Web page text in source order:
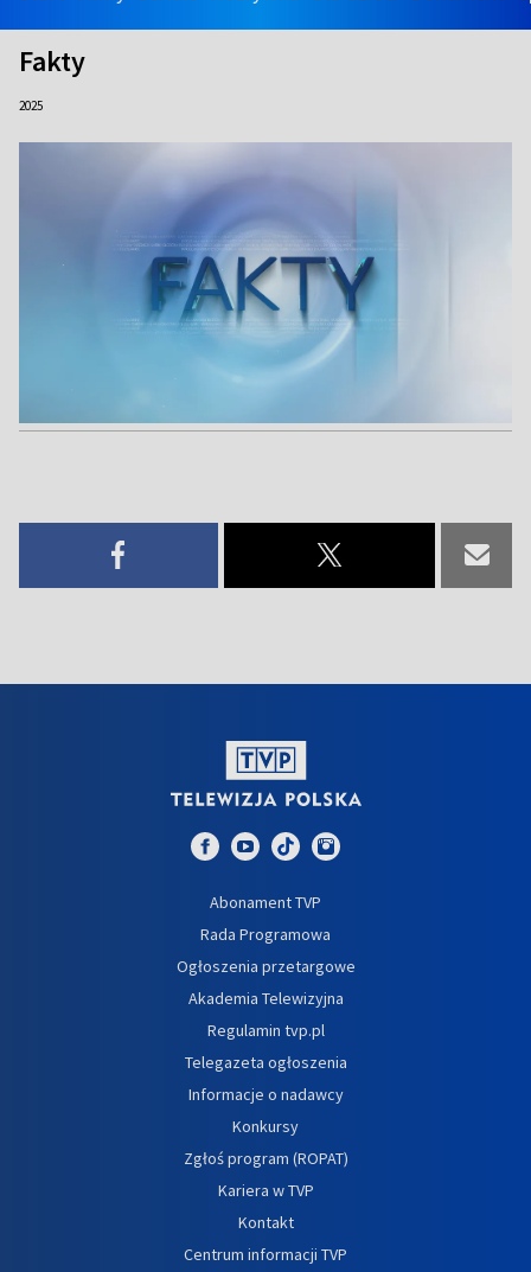
Fakty
2025
Abonament TVP
Rada Programowa
Ogłoszenia przetargowe
Akademia Telewizyjna
Regulamin tvp.pl
Telegazeta ogłoszenia
Informacje o nadawcy
Konkursy
Zgłoś program (ROPAT)
Kariera w TVP
Kontakt
Centrum informacji TVP